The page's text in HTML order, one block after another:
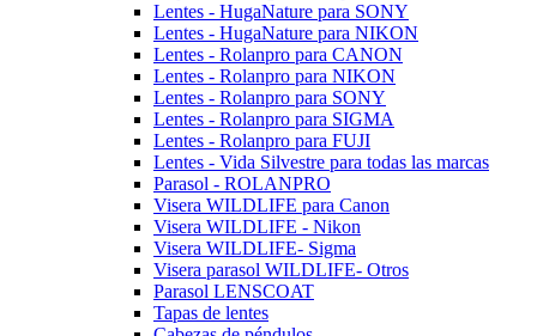
Lentes - HugaNature para SONY
Lentes - HugaNature para NIKON
Lentes - Rolanpro para CANON
Lentes - Rolanpro para NIKON
Lentes - Rolanpro para SONY
Lentes - Rolanpro para SIGMA
Lentes - Rolanpro para FUJI
Lentes - Vida Silvestre para todas las marcas
Parasol - ROLANPRO
Visera WILDLIFE para Canon
Visera WILDLIFE - Nikon
Visera WILDLIFE- Sigma
Visera parasol WILDLIFE- Otros
Parasol LENSCOAT
Tapas de lentes